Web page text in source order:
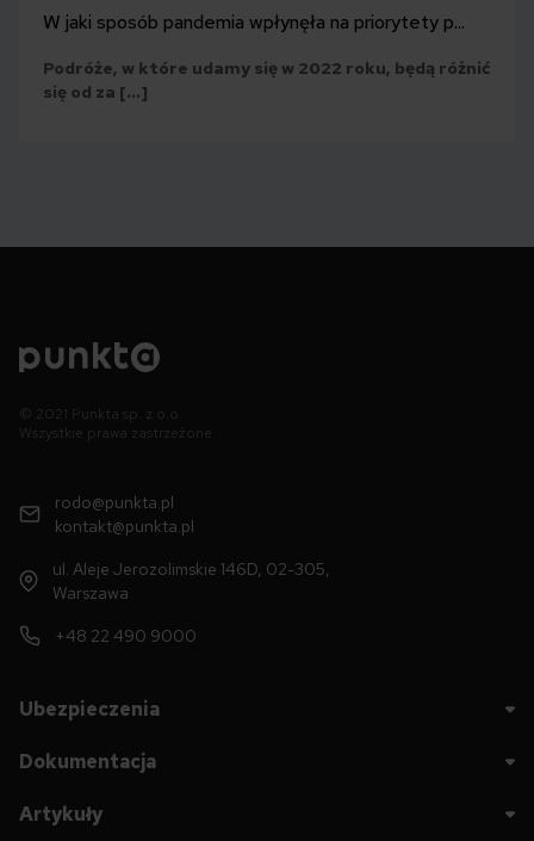
W jaki sposób pandemia wpłynęła na priorytety p...
Podróże, w które udamy się w 2022 roku, będą różnić
się od za […]
© 2021 Punkta sp. z o.o.
Wszystkie prawa zastrzeżone
rodo@punkta.pl
kontakt@punkta.pl
ul. Aleje Jerozolimskie 146D, 02-305,
Warszawa
+48 22 490 9000
Ubezpieczenia
Dokumentacja
Artykuły